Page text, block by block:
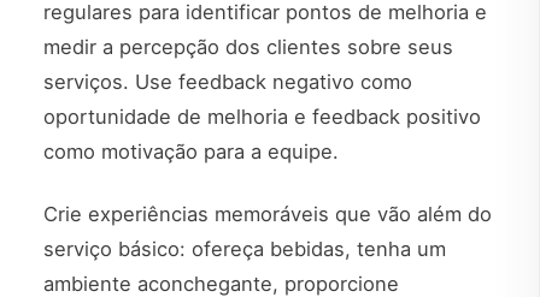
regulares para identificar pontos de melhoria e
medir a percepção dos clientes sobre seus
serviços. Use feedback negativo como
oportunidade de melhoria e feedback positivo
como motivação para a equipe.
Crie experiências memoráveis que vão além do
serviço básico: ofereça bebidas, tenha um
ambiente aconchegante, proporcione